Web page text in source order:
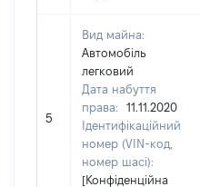
5
Вид майна:
Автомобіль
легковий
Дата набуття
права:
11.11.2020
Ідентифікаційний
номер (VIN-код,
номер шасі):
[Конфіденційна